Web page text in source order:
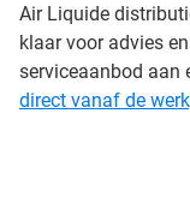
Air Liquide
klaar voor advies
serviceaanbod aan
direct vanaf de